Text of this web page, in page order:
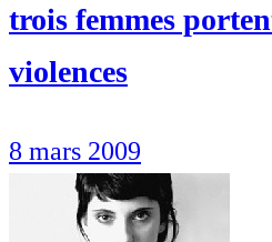
trois femmes
violences
8 mars 2009